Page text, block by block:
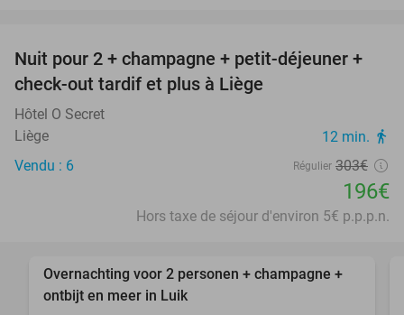
35%
Nuit pour 2 + champagne + petit-déjeuner +
check-out tardif et plus à Liège
Hôtel O Secret
Liège
12 min. directions_walk
Vendu : 6 Régulier 303€
196€
Hors taxe de séjour d'environ 5€ p.p.p.n.
39%
favorite_border
Overnachting voor 2 personen + champagne +
ontbijt en meer in Luik